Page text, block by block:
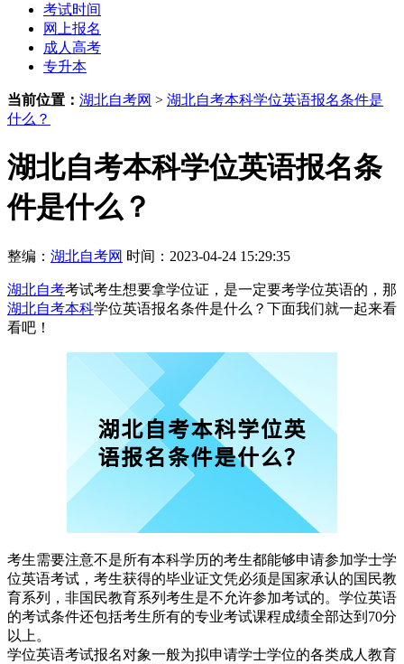
考试时间
网上报名
成人高考
专升本
当前位置： 湖北自考网 > 湖北自考本科学位英语报名条件是
什么？
湖北自考本科学位英语报名条
件是什么？
整编： 湖北自考网 时间：2023-04-24 15:29:35
湖北自考考试考生想要拿学位证，是一定要考学位英语的，那
湖北自考本科学位英语报名条件是什么？下面我们就一起来看
看吧！
考生需要注意不是所有本科学历的考生都能够申请参加学士学
位英语考试，考生获得的毕业证文凭必须是国家承认的国民教
育系列，非国民教育系列考生是不允许参加考试的。学位英语
的考试条件还包括考生所有的专业考试课程成绩全部达到70分
以上。
学位英语考试报名对象一般为拟申请学士学位的各类成人教育